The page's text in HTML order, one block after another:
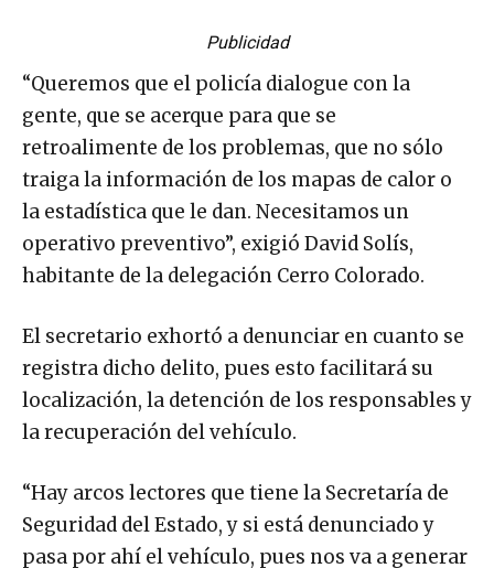
Publicidad
“Queremos que el policía dialogue con la
gente, que se acerque para que se
retroalimente de los problemas, que no sólo
traiga la información de los mapas de calor o
la estadística que le dan. Necesitamos un
operativo preventivo”, exigió David Solís,
habitante de la delegación Cerro Colorado.
El secretario exhortó a denunciar en cuanto se
registra dicho delito, pues esto facilitará su
localización, la detención de los responsables y
la recuperación del vehículo.
“Hay arcos lectores que tiene la Secretaría de
Seguridad del Estado, y si está denunciado y
pasa por ahí el vehículo, pues nos va a generar